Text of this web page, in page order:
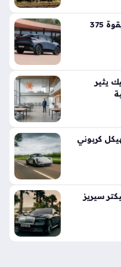
لانشيا جاما الجديدة تقتحم الأسواق بقوة 375
يثير
تعيد ابتكار بورش 911 بهيكل كربوني
سيريز